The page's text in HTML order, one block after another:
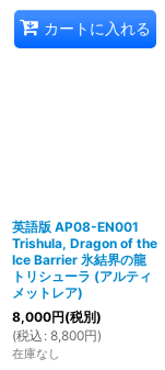
カートに入れる
英語版 AP08-EN001
Trishula, Dragon of the
Ice Barrier 氷結界の龍
トリシューラ (アルティ
メットレア)
8,000円(税別)
(税込 : 8,800円)
在庫なし